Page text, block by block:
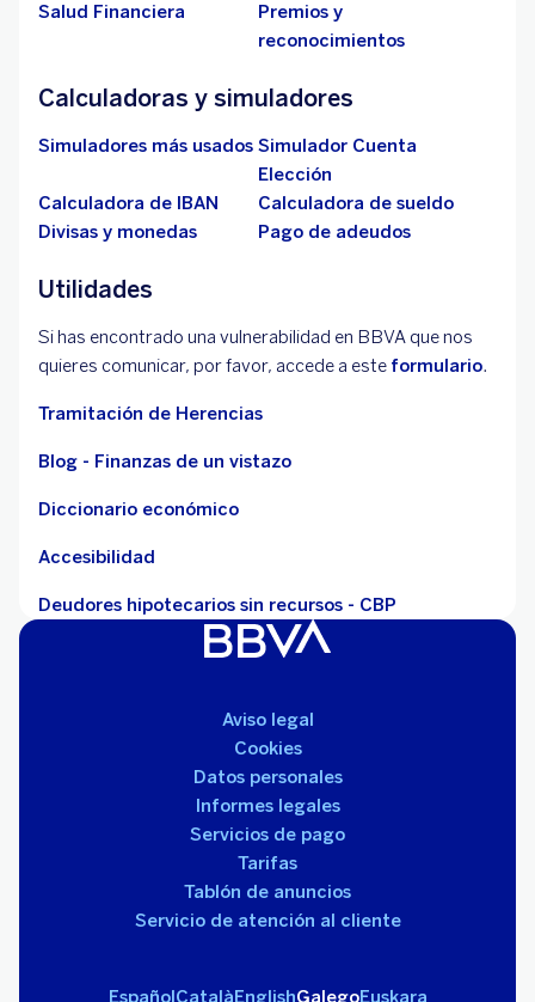
Salud Financiera
Premios y
reconocimientos
Calculadoras y simuladores
Simuladores más usados Simulador Cuenta
Elección
Calculadora de IBAN
Calculadora de sueldo
Divisas y monedas
Pago de adeudos
Utilidades
Si has encontrado una vulnerabilidad en BBVA que nos
quieres comunicar, por favor, accede a este formulario.
Tramitación de Herencias
Blog - Finanzas de un vistazo
Diccionario económico
Accesibilidad
Deudores hipotecarios sin recursos - CBP
Aviso legal
Cookies
Datos personales
Informes legales
Servicios de pago
Tarifas
Tablón de anuncios
Servicio de atención al cliente
EspañolCatalàEnglishGalegoEuskara